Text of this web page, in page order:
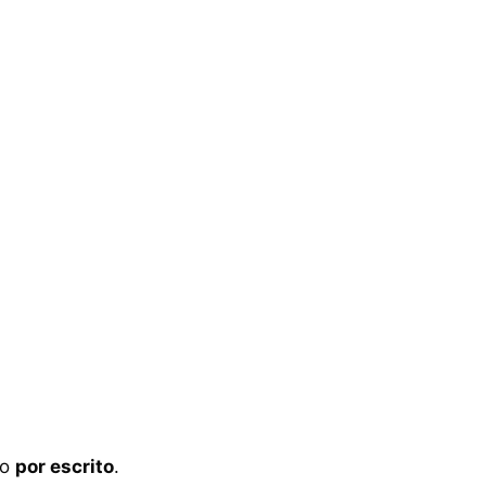
por escrito.